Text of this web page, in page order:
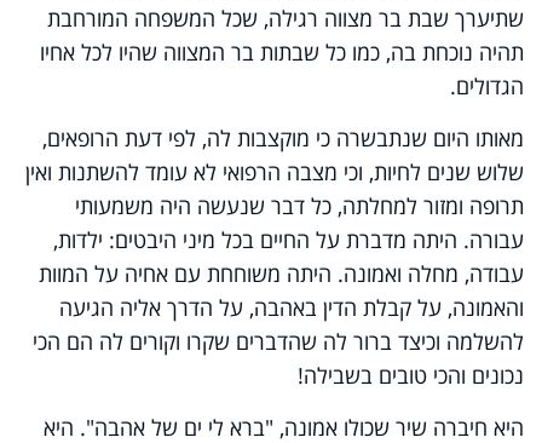
שתיערך שבת בר מצווה רגילה, שכל המשפחה המורחבת
תהיה נוכחת בה, כמו כל שבתות בר המצווה שהיו לכל אחיו
הגדולים.
מאותו היום שנתבשרה כי מוקצבות לה, לפי דעת הרופאים,
שלוש שנים לחיות, וכי מצבה הרפואי לא עומד להשתנות ואין
תרופה ומזור למחלתה, כל דבר שנעשה היה משמעותי
עבורה. היתה מדברת על החיים בכל מיני היבטים: ילדות,
עבודה, מחלה ואמונה. היתה משוחחת עם אחיה על המוות
והאמונה, על קבלת הדין באהבה, על הדרך אליה הגיעה
להשלמה וכיצד ברור לה שהדברים שקרו וקורים לה הם הכי
נכונים והכי טובים בשבילה!
היא חיברה שיר שכולו אמונה, "ברא לי ים של אהבה". היא